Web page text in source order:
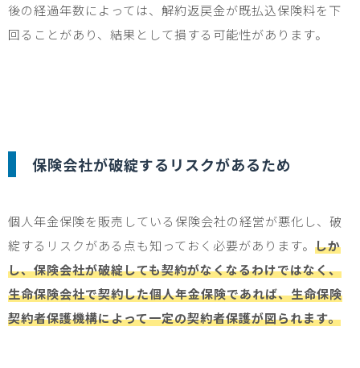
後の経過年数によっては、解約返戻金が既払込保険料を下
回ることがあり、結果として損する可能性があります。
保険会社が破綻するリスクがあるため
個人年金保険を販売している保険会社の経営が悪化し、破
綻するリスクがある点も知っておく必要があります。 しか
し、保険会社が破綻しても契約がなくなるわけではなく、
生命保険会社で契約した個人年金保険であれば、生命保険
契約者保護機構によって一定の契約者保護が図られます。